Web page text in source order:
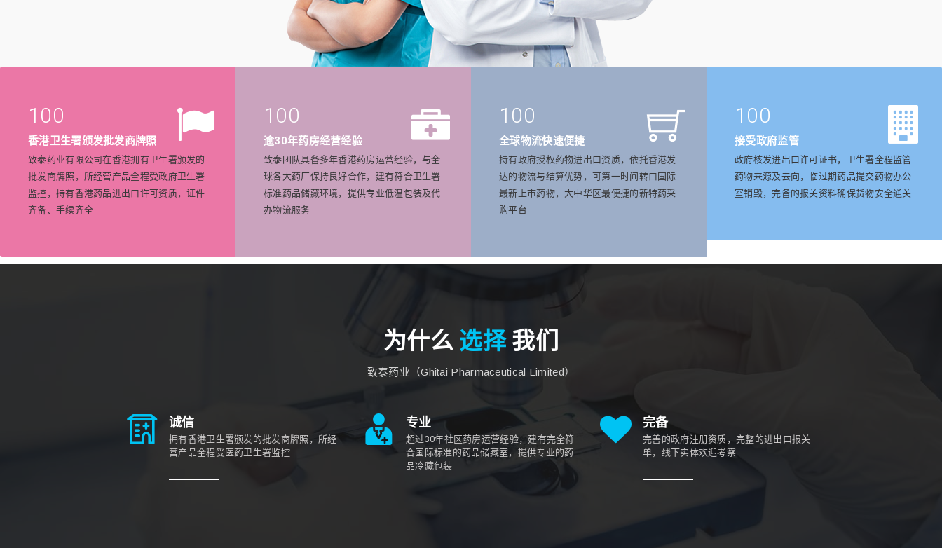
100
香港卫生署颁发批发商牌照
致泰药业有限公司在香港拥有卫生署颁发的
批发商牌照，所经营产品全程受政府卫生署
监控，持有香港药品进出口许可资质，证件
齐备、手续齐全
100
逾30年药房经营经验
致泰团队具备多年香港药房运营经验，与全
球各大药厂保持良好合作，建有符合卫生署
标准药品储藏环境，提供专业低温包装及代
办物流服务
100
全球物流快速便捷
持有政府授权药物进出口资质，依托香港发
达的物流与结算优势，可第一时间转口国际
最新上市药物，大中华区最便捷的新特药采
购平台
100
接受政府监管
政府核发进出口许可证书，卫生署全程监管
药物来源及去向，临过期药品提交药物办公
室销毁，完备的报关资料确保货物安全通关
为什么 选择我们
致泰药业（Ghitai Pharmaceutical Limited）
诚信
拥有香港卫生署颁发的批发商牌照，所经
营产品全程受医药卫生署监控
专业
超过30年社区药房运营经验，建有完全符
合国际标准的药品储藏室，提供专业的药
品冷藏包装
完备
完善的政府注册资质，完整的进出口报关
单，线下实体欢迎考察